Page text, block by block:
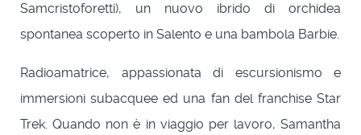
Samcristoforetti), un nuovo ibrido di orchidea
spontanea scoperto in Salento e una bambola Barbie.
Radioamatrice, appassionata di escursionismo e
immersioni subacquee ed una fan del franchise Star
Trek. Quando non è in viaggio per lavoro, Samantha